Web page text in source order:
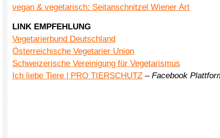
vegan & vegetarisch: Seitanschnitzel Wiener Art
LINK EMPFEHLUNG
Vegetarierbund Deutschland
Österreichische Vegetarier Union
Schweizerische Vereinigung für Vegetarismus
Ich liebe Tiere | PRO TIERSCHUTZ – Facebook